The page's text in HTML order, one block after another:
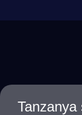
Tanzanya